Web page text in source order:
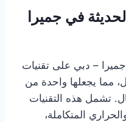
في جميرا
– دبي على تقنيات
مما يجعلها واحدة من
تشمل هذه التقنيات
المتكاملة،